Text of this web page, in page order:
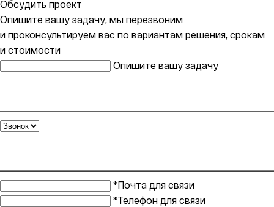
Обсудить проект
Опишите вашу задачу, мы перезвоним
и проконсультируем вас по вариантам решения, срокам
и стоимости
Опишите вашу задачу
*Почта для связи
*Телефон для связи